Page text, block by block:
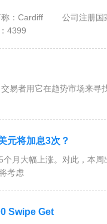
：Cardiff 公司注册国
4399
用它在趋势市场来寻找
元将加息3次？
大幅上涨。对此，本周
考虑
Swipe Get